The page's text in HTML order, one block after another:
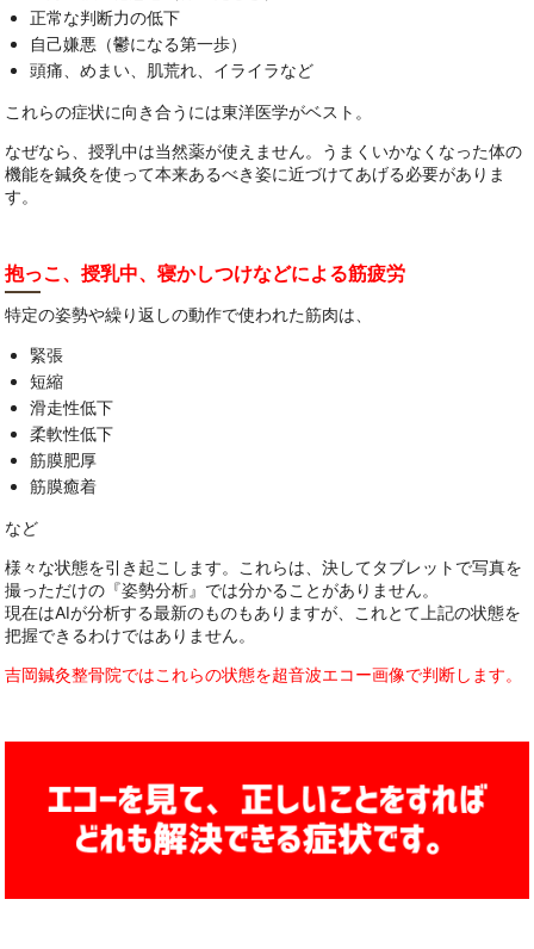
正常な判断力の低下
自己嫌悪（鬱になる第一歩）
頭痛、めまい、肌荒れ、イライラなど
これらの症状に向き合うには東洋医学がベスト。
なぜなら、授乳中は当然薬が使えません。うまくいかなくなった体の
機能を鍼灸を使って本来あるべき姿に近づけてあげる必要がありま
す。
抱っこ、授乳中、寝かしつけなどによる筋疲労
特定の姿勢や繰り返しの動作で使われた筋肉は、
緊張
短縮
滑走性低下
柔軟性低下
筋膜肥厚
筋膜癒着
など
様々な状態を引き起こします。これらは、決してタブレットで写真を
撮っただけの『姿勢分析』では分かることがありません。
現在はAIが分析する最新のものもありますが、これとて上記の状態を
把握できるわけではありません。
吉岡鍼灸整骨院ではこれらの状態を超音波エコー画像で判断します。